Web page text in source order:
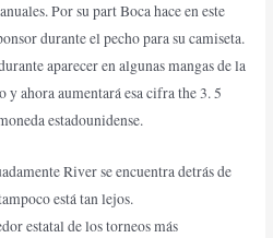
Por su part Boca hace en este
durante el pecho para su camiseta.
aparecer en algunas mangas de la
y ahora aumentará esa cifra the 3. 5
estadounidense.
River se encuentra detrás de
está tan lejos.
estatal de los torneos más